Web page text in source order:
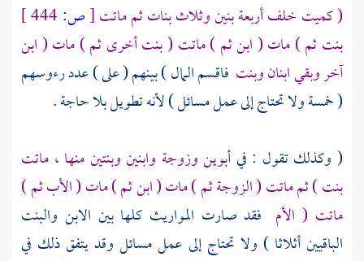
( كميت خلف أربعة بنين وثلاث بنات ثم ماتت[ص:
بنت ثم ) مات ( ابن ثم ) ماتت ( بنت أخرى ثم ) مات ( ابن
آخر وبقي ابنان وبنت فاقسم المال ) بينهم ( على ) عدد رءوسهم
( خمسة ولا تحتاج إلى عمل مسائل ) لأنه تطويل بلا حاجة .
( وكذلك تقول : فيأبوين وزوجة وابنين وبنتين منها ، ماتت
بنت ) ثم ماتت ( الزوجة ثم ) مات ( ابن ثم ) مات ( الأب ثم )
ماتت ( الأم فقد صارت المواريث كلها بين الابن والبنت
الباقيين أثلاثا ) ولا تحتاج إلى عمل مسائل وقد يتفق ذلك في